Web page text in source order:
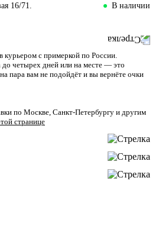
16/71.
В наличии
курьером с примеркой по России.
четырех дней или на месте — это
пара вам не подойдёт и вы вернёте очки
по Москве, Санкт-Петербургу и другим
странице